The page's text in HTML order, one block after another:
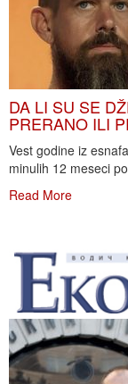
DA LI SU SE
PRERANO ILI
Vest godine iz
minulih 12 meseci
Read More